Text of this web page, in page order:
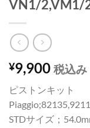
VN1/2,VM1/
¥9,900 税込み
ピストンキット
STDサイズ；